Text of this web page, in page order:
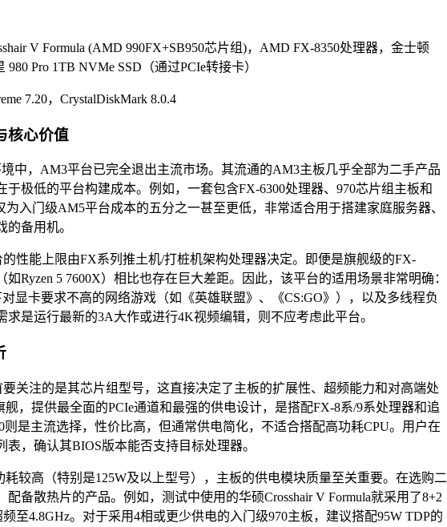
V Formula (AMD 990FX+SB950芯片组)，AMD FX-8350处理器，金士顿
Pro 1TB NVMe SSD（通过PCIe转接卡）
7.20，CrystalDiskMark 8.0.4
核心价值
中，AM3平台已完全退出主流市场。其流通的AM3主板几乎全部为二手产品
极低的平台构建成本。例如，一套包含FX-6300处理器、970芯片组主板和
入门级AM5平台成本的五分之一甚至更低，非常适合用于搭建家庭服务器、
备用机。
性能上限由FX系列推土机/打桩机架构处理器决定。即便是旗舰级的FX-
Ryzen 5 7600X）相比也存在巨大差距。因此，该平台的适用场景非常明确：
显卡要求不高的网络游戏（如《英雄联盟》、《CS:GO》），以及多线程负
是运行最新的3A大作或进行4K视频编辑，则不应考虑此平台。
关注的是其芯片组型号，这直接决定了主板的扩展性、超频能力和对高端处
，提供最全面的PCIe通道和最强的供电设计，是搭配FX-8系/9系处理器和追
是主流选择，性价比高，但通常供电简化，不适合搭配高功耗CPU。用户在
，确认其BIOS版本能否支持目标处理器。
较高（特别是125W及以上型号），主板的供电模块质量至关重要。在选购二
备散热片的产品。例如，测试中使用的华硕Crosshair V Formula就采用了8+2
至4.8GHz。对于采用4相或更少供电的入门级970主板，建议搭配95W TDP的